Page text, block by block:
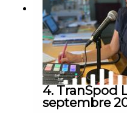
(maritime)·
(Aérien)· Hausse
TRV en 2023
4. TranSpod
septembre